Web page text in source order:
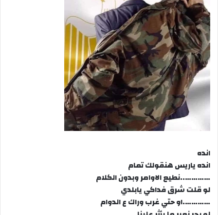
انده
انده ياريس هنقولك تمام
…………..نطيع الاوامر وبدون الكلام
لو قلت شرق فداكي يابلدي
………….او حتي غرب وراك ع الدوام